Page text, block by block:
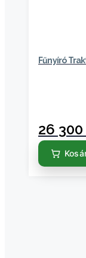
Fűnyíró
26 300